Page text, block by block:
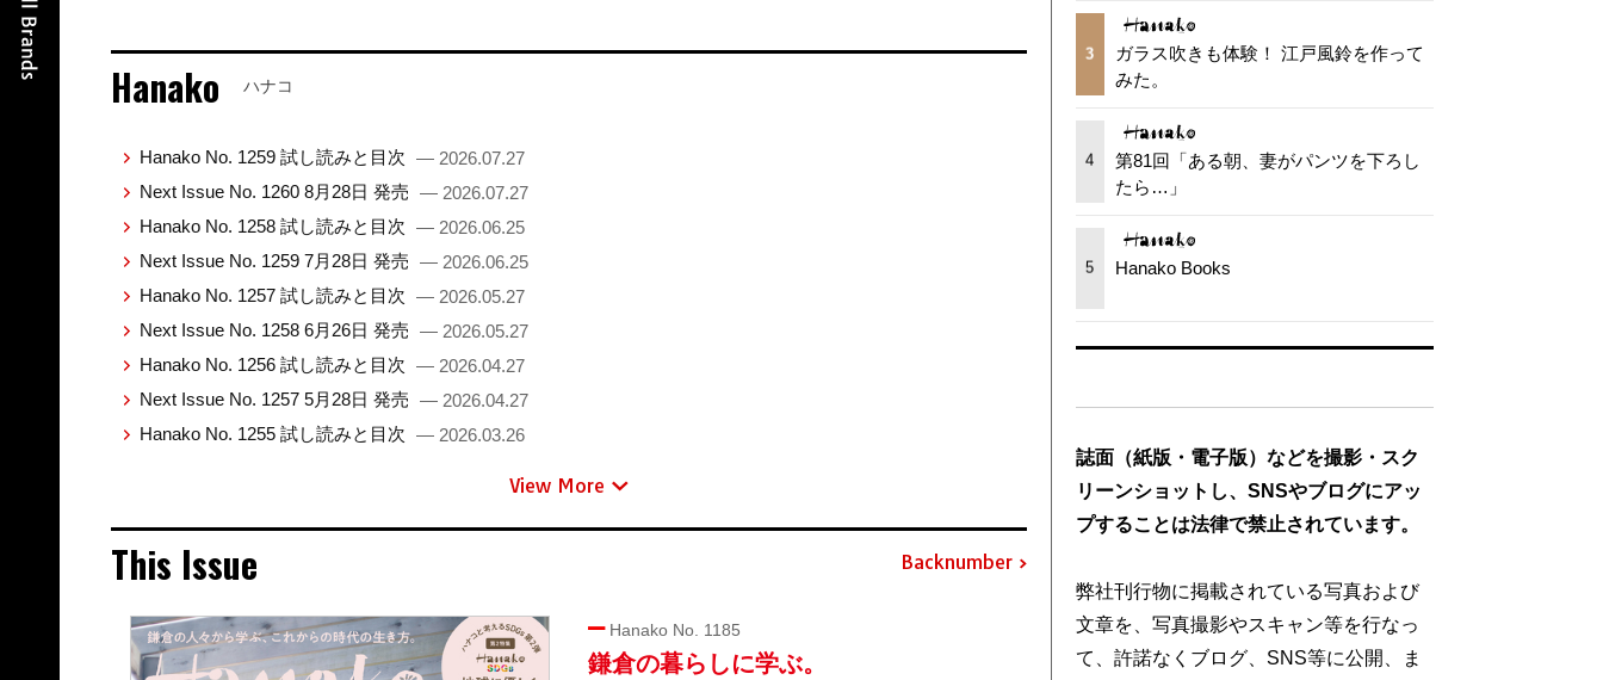
Hanako ハナコ
Hanako No. 1259 試し読みと目次 — 2026.07.27
Next Issue No. 1260 8月28日 発売 — 2026.07.27
Hanako No. 1258 試し読みと目次 — 2026.06.25
Next Issue No. 1259 7月28日 発売 — 2026.06.25
Hanako No. 1257 試し読みと目次 — 2026.05.27
Next Issue No. 1258 6月26日 発売 — 2026.05.27
Hanako No. 1256 試し読みと目次 — 2026.04.27
Next Issue No. 1257 5月28日 発売 — 2026.04.27
Hanako No. 1255 試し読みと目次 — 2026.03.26
View More
This Issue Backnumber
Hanako No. 1185
鎌倉の暮らしに学ぶ。
3
ガラス吹きも体験！ 江戸風鈴を作って
みた。
4
第81回「ある朝、妻がパンツを下ろし
たら…」
5 Hanako Books
誌面（紙版・電子版）などを撮影・スク
リーンショットし、SNSやブログにアッ
プすることは法律で禁止されています。
弊社刊行物に掲載されている写真および
文章を、写真撮影やスキャン等を行なっ
て、許諾なくブログ、SNS等に公開、ま